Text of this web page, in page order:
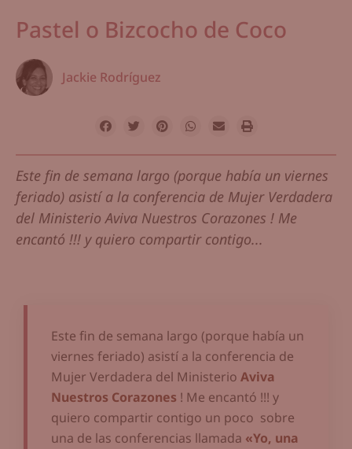
Pastel o Bizcocho de Coco
Jackie Rodríguez
Este fin de semana largo (porque había un viernes
feriado) asistí a la conferencia de Mujer Verdadera
del Ministerio Aviva Nuestros Corazones ! Me
encantó !!! y quiero compartir contigo...
Este fin de semana largo (porque había un
viernes feriado) asistí a la conferencia de
Mujer Verdadera del Ministerio Aviva
Nuestros Corazones ! Me encantó !!! y
quiero compartir contigo un poco sobre
una de las conferencias llamada «Yo, una